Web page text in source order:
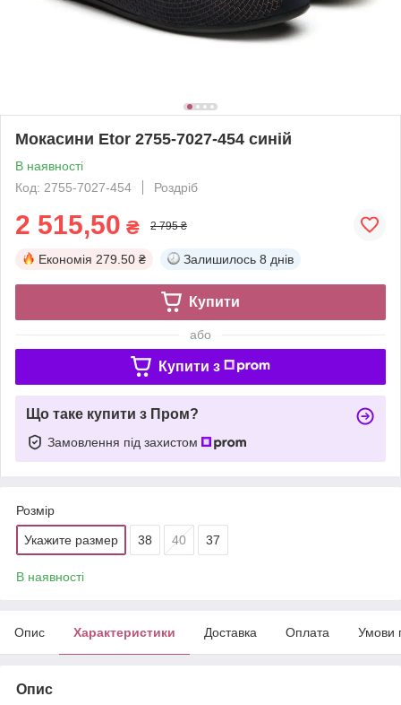
Мокасини Etor 2755-7027-454 синій
В наявності
Код: 2755-7027-454
Роздріб
2 515,50 ₴ 2 795 ₴
Економія 279.50 ₴ Залишилось 8 днів
Купити
або
Купити з
Що таке купити з Пром?
Замовлення під захистом
Розмір
Укажите размер 38 40 37
В наявності
Опис Характеристики Доставка Оплата Умови
Опис